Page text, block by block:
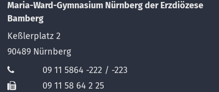
Maria-Ward-Gymnasium Nürnberg der Erzdiözese
Bamberg
Keßlerplatz 2
90489 Nürnberg
09 11 5864 -222 / -223
09 11 58 64 2 25